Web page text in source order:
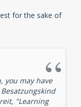
for the sake of
you may have
"Learning